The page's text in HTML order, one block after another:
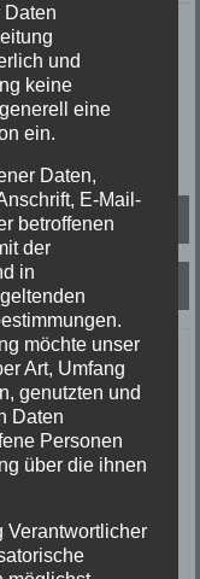
Einsatz in
Der Patient wurde
Rettungsdienst
Daten
und
keine
eine
ein.
Daten,
E-Mail-
betroffenen
der
in
möchte unser
Art, Umfang
genutzten und
Daten
Personen
über die ihnen
Verantwortlicher